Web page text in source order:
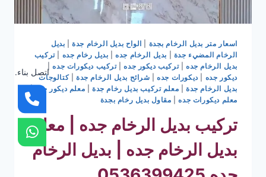
اسعار متر بديل الرخام بجدة الواح بديل الرخام جدة| بديل
الرخام المضيء جدة
بديل الرخام جده| بديل رخام جده |تركيب
بديل الرخام جده|تركيب ديكور جده|تركيب ديكورات جده|
ديكور جده
ديكورات جده| شرائح بديل الرخام جدة |كتالوجات
بديل الرخام جدة| معلم تركيب بديل رخام جدة معلم ديكور جده|
معلم ديكورات جده| مقاول بديل رخام بجدة
تركيب بديل الرخام جده | معلم
بديل الرخام جده | بديل الرخام
اتصل بناء.